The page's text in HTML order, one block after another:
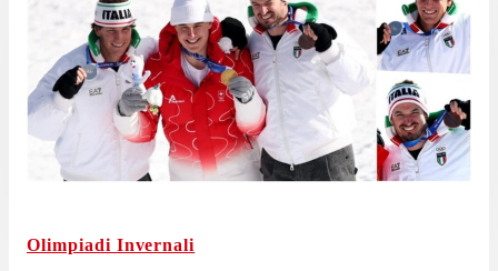
Olimpiadi Invernali